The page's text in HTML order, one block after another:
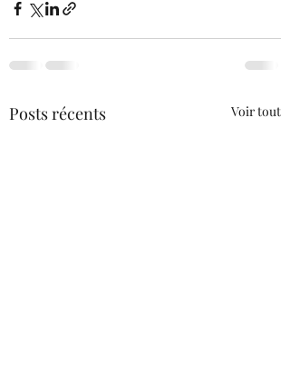
Posts récents Voir tout